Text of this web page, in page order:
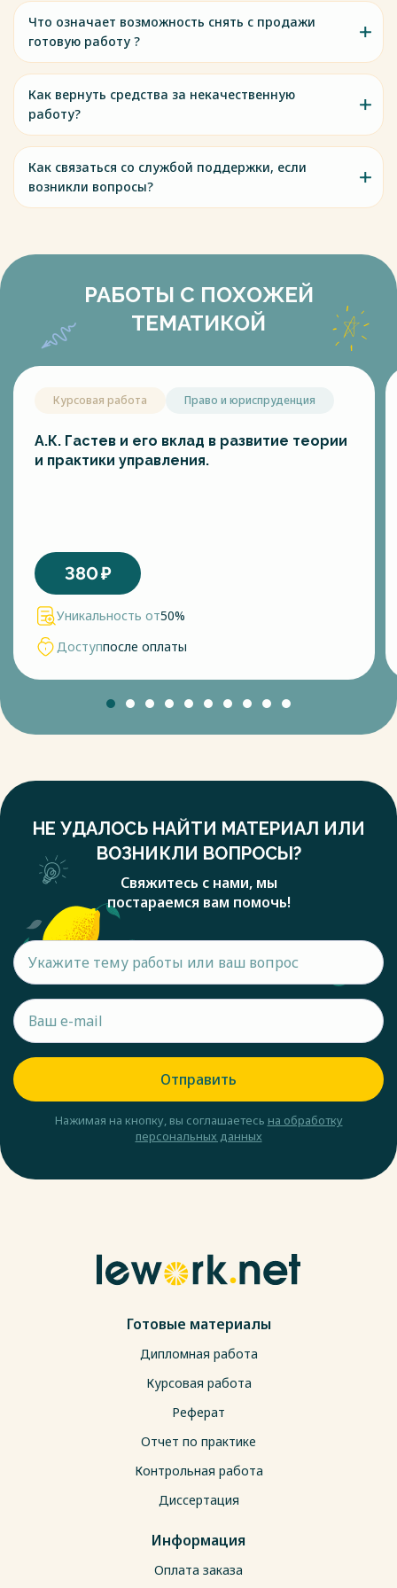
Что означает возможность снять с продажи
готовую работу ?
Как вернуть средства за некачественную
работу?
Как связаться со службой поддержки, если
возникли вопросы?
РАБОТЫ С ПОХОЖЕЙ
ТЕМАТИКОЙ
Курсовая работа Право и юриспруденция
А.К. Гастев и его вклад в развитие теории
и практики управления.
380₽
Уникальность от50%
Доступпосле оплаты
НЕ УДАЛОСЬ НАЙТИ МАТЕРИАЛ ИЛИ
ВОЗНИКЛИ ВОПРОСЫ?
Свяжитесь с нами, мы
постараемся вам помочь!
Отправить
Нажимая на кнопку, вы соглашаетесь на обработку
персональных данных
Готовые материалы
Дипломная работа
Курсовая работа
Реферат
Отчет по практике
Контрольная работа
Диссертация
Информация
Оплата заказа